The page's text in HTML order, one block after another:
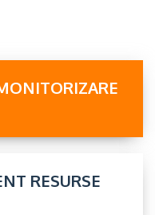
RESURSE